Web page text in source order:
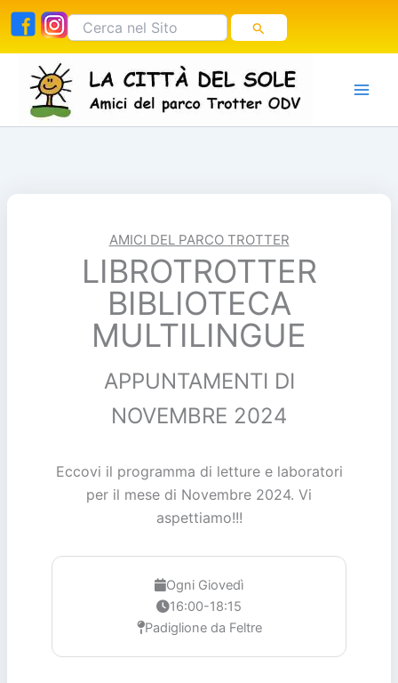
Vai
contenuto
Cerca:
AMICI DEL PARCO TROTTER
LIBROTROTTER
BIBLIOTECA
MULTILINGUE
APPUNTAMENTI DI
NOVEMBRE 2024
Eccovi il programma di letture e laboratori
per il mese di Novembre 2024. Vi
aspettiamo!!!
Ogni Giovedì
16:00-18:15
Padiglione da Feltre